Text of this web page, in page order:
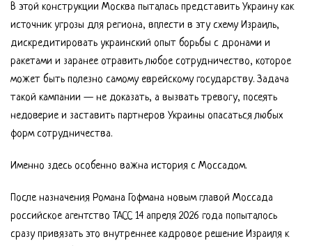
В этой конструкции Москва пыталась представить Украину как
источник угрозы для региона, вплести в эту схему Израиль,
дискредитировать украинский опыт борьбы с дронами и
ракетами и заранее отравить любое сотрудничество, которое
может быть полезно самому еврейскому государству. Задача
такой кампании — не доказать, а вызвать тревогу, посеять
недоверие и заставить партнеров Украины опасаться любых
форм сотрудничества.
Именно здесь особенно важна история с Моссадом.
После назначения Романа Гофмана новым главой Моссада
российское агентство ТАСС 14 апреля 2026 года попыталось
сразу привязать это внутреннее кадровое решение Израиля к